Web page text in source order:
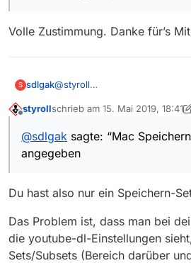
Volle Zustimmung. Danke für’s
S sdlgak@styroll
“Mac Speichern” geändert wie
Aber wenn es bei Dir geht
zerbastelten System.
funktionieren die aus Java
Ha! Ja! Hätte ich das eher
formuliert. Gemeint sind die
Binaries (oder deren
Namensvettern), sondern die
calundyoutube-dl . Jetzt,
bei mir nicht läuft, reduziert
an meinem System hakt.
Übung ist relativ sinnlos,
gepackte FFmpeg macht
man den UA mitgibt (nur
Volle Zustimmung. Danke
styrollschrieb am 15. Mai 2019, 18:41
zuletzt editiert von styroll
@sdlgak sagte: “Mac
angegeben
Du hast also nur ein Speichern-
Das Problem ist, dass man bei
die youtube-dl-Einstellungen
Sets/Subsets (Bereich darüber